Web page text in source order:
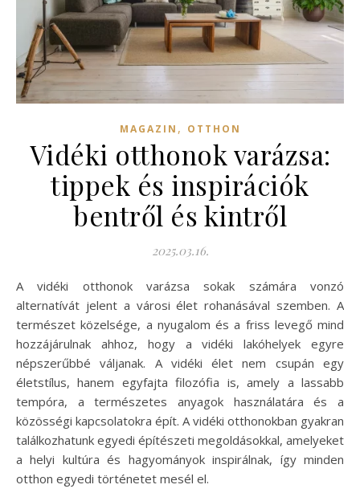
MAGAZIN , OTTHON
Vidéki otthonok varázsa:
tippek és inspirációk
bentről és kintről
2025.03.16.
A vidéki otthonok varázsa sokak számára vonzó
alternatívát jelent a városi élet rohanásával szemben. A
természet közelsége, a nyugalom és a friss levegő mind
hozzájárulnak ahhoz, hogy a vidéki lakóhelyek egyre
népszerűbbé váljanak. A vidéki élet nem csupán egy
életstílus, hanem egyfajta filozófia is, amely a lassabb
tempóra, a természetes anyagok használatára és a
közösségi kapcsolatokra épít. A vidéki otthonokban gyakran
találkozhatunk egyedi építészeti megoldásokkal, amelyeket
a helyi kultúra és hagyományok inspirálnak, így minden
otthon egyedi történetet mesél el.